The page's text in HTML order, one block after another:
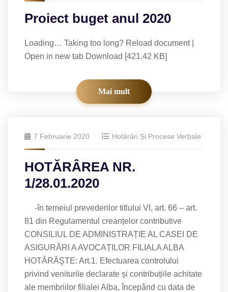
Proiect buget anul 2020
Loading… Taking too long? Reload document |
Open in new tab Download [421.42 KB]
Mai mult
7 Februarie 2020 Hotărâri Și Procese Verbale
HOTĂRÂREA NR.
1/28.01.2020
-în temeiul prevederilor titlului VI, art. 66 – art.
81 din Regulamentul creanțelor contributive
CONSILIUL DE ADMINISTRAȚIE AL CASEI DE
ASIGURĂRI A AVOCAȚILOR FILIALA ALBA
HOTĂRĂŞTE: Art.1. Efectuarea controlului
privind veniturile declarate și contribuțiile achitate
ale membriilor filialei Alba, începând cu data de